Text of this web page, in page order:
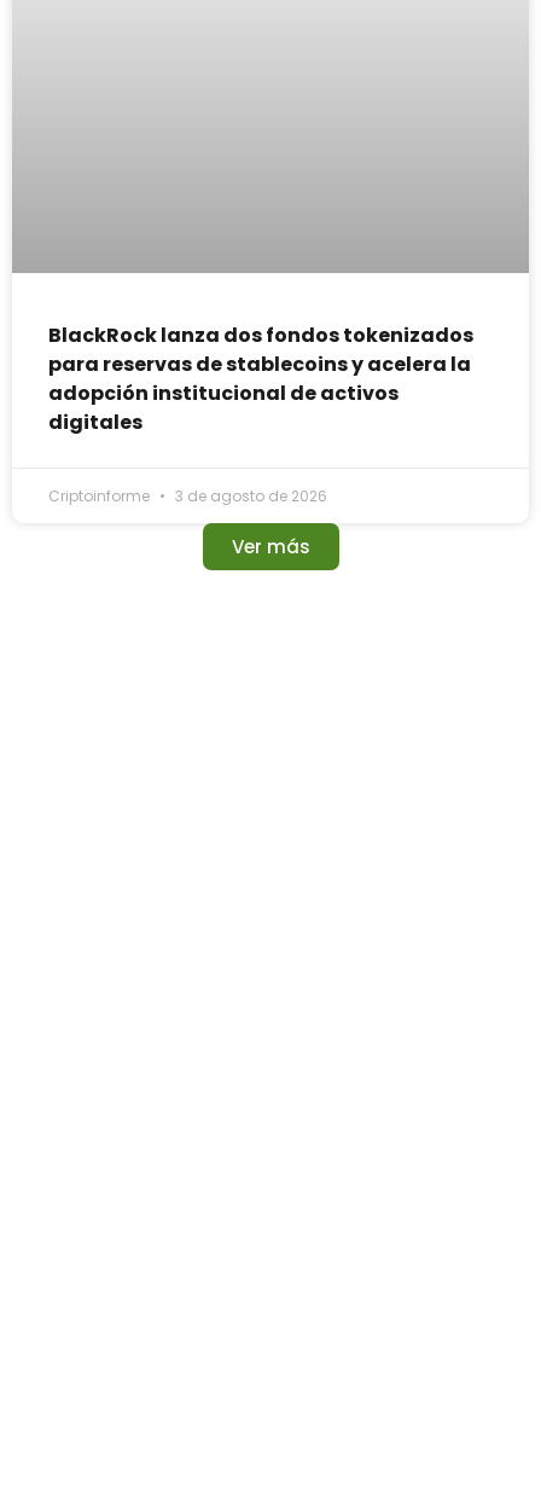
BlackRock lanza dos fondos tokenizados
para reservas de stablecoins y acelera la
adopción institucional de activos
digitales
Criptoinforme 3 de agosto de 2026
Ver más